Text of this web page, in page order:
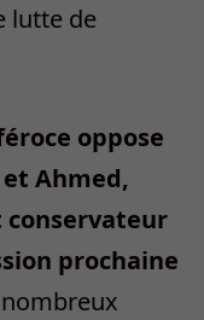
lutte de
oppose
Ahmed,
prochaine